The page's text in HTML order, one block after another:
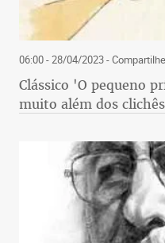
06:00 - 28/04/2023- Compartilhe
Clássico 'O pequeno
muito além dos clichês